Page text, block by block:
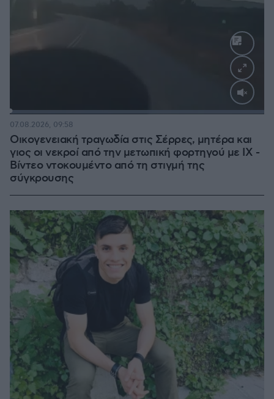
Loaded:
Οικογενειακή τραγωδία στις Σέρρες, μητέρα και
γιος οι νεκροί από την μετωπική φορτηγού με ΙΧ -
Βίντεο ντοκουμέντο από τη στιγμή της
σύγκρουσης
07.08.2026, 09:58